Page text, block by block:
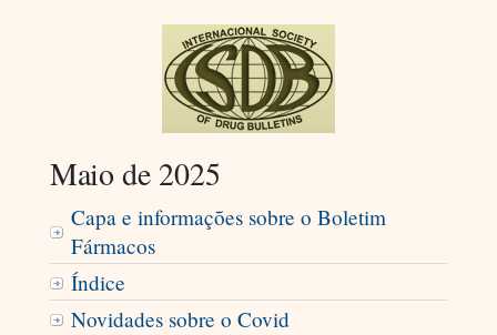
Maio de 2025
Capa e informações sobre o Boletim
Fármacos
Índice
Novidades sobre o Covid